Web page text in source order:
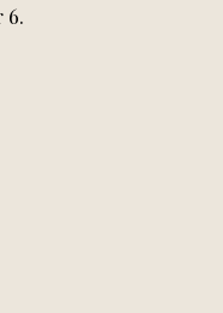
6.